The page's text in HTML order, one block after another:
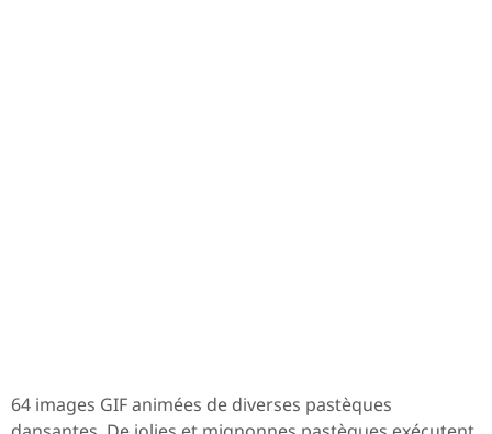
64 images GIF animées de diverses pastèques